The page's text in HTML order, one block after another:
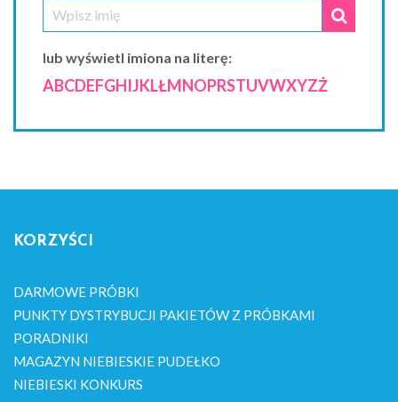
lub wyświetl imiona na literę:
ABCDEFGHIJKLŁMNOPRSTUVWXYZŻ
KORZYŚCI
DARMOWE PRÓBKI
PUNKTY DYSTRYBUCJI PAKIETÓW Z PRÓBKAMI
PORADNIKI
MAGAZYN NIEBIESKIE PUDEŁKO
NIEBIESKI KONKURS